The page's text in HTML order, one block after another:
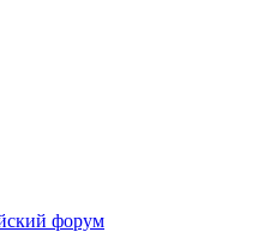
форум